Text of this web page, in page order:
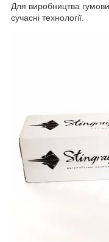
Для виробництва
сучасні технології.